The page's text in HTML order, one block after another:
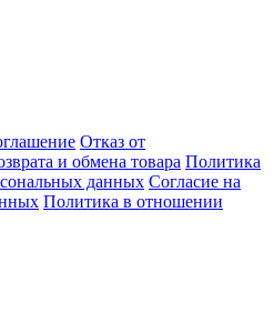
Отказ от
и обмена товара Политика
данных Согласие на
Политика в отношении